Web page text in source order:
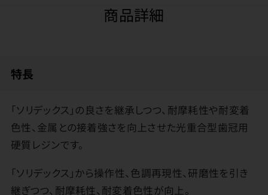
商品詳細
特長
「ソリデックス」の良さを継承しつつ、耐摩耗性や耐変着
色性、金属との接着強さを向上させた光重合型歯冠用
硬質レジンです。
「ソリデックス」から操作性、色調再現性、研磨性を引き
継ぎつつ、耐摩耗性、耐変着色性が向上。